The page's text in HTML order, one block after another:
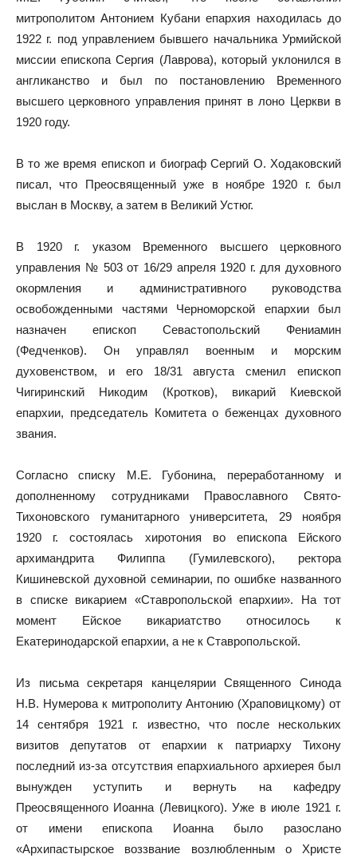
митрополитом Антонием Кубани епархия находилась до
1922 г. под управлением бывшего начальника Урмийской
миссии епископа Сергия (Лаврова), который уклонился в
англиканство и был по постановлению Временного
высшего церковного управления принят в лоно Церкви в
1920 году.
В то же время епископ и биограф Сергий О. Ходаковский
писал, что Преосвященный уже в ноябре 1920 г. был
выслан в Москву, а затем в Великий Устюг.
В 1920 г. указом Временного высшего церковного
управления № 503 от 16/29 апреля 1920 г. для духовного
окормления и административного руководства
освобожденными частями Черноморской епархии был
назначен епископ Севастопольский Фениамин
(Федченков). Он управлял военным и морским
духовенством, и его 18/31 августа сменил епископ
Чигиринский Никодим (Кротков), викарий Киевской
епархии, председатель Комитета о беженцах духовного
звания.
Согласно списку М.Е. Губонина, переработанному и
дополненному сотрудниками Православного Свято-
Тихоновского гуманитарного университета, 29 ноября
1920 г. состоялась хиротония во епископа Ейского
архимандрита Филиппа (Гумилевского), ректора
Кишиневской духовной семинарии, по ошибке названного
в списке викарием «Ставропольской епархии». На тот
момент Ейское викариатство относилось к
Екатеринодарской епархии, а не к Ставропольской.
Из письма секретаря канцелярии Священного Синода
Н.В. Нумерова к митрополиту Антонию (Храповицкому) от
14 сентября 1921 г. известно, что после нескольких
визитов депутатов от епархии к патриарху Тихону
последний из-за отсутствия епархиального архиерея был
вынужден уступить и вернуть на кафедру
Преосвященного Иоанна (Левицкого). Уже в июле 1921 г.
от имени епископа Иоанна было разослано
«Архипастырское воззвание возлюбленным о Христе